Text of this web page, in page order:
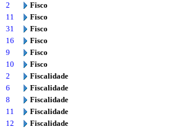
2
Fisco
11
Fisco
31
Fisco
16
Fisco
9
Fisco
10
Fisco
2
Fiscalidade
6
Fiscalidade
8
Fiscalidade
11
Fiscalidade
12
Fiscalidade